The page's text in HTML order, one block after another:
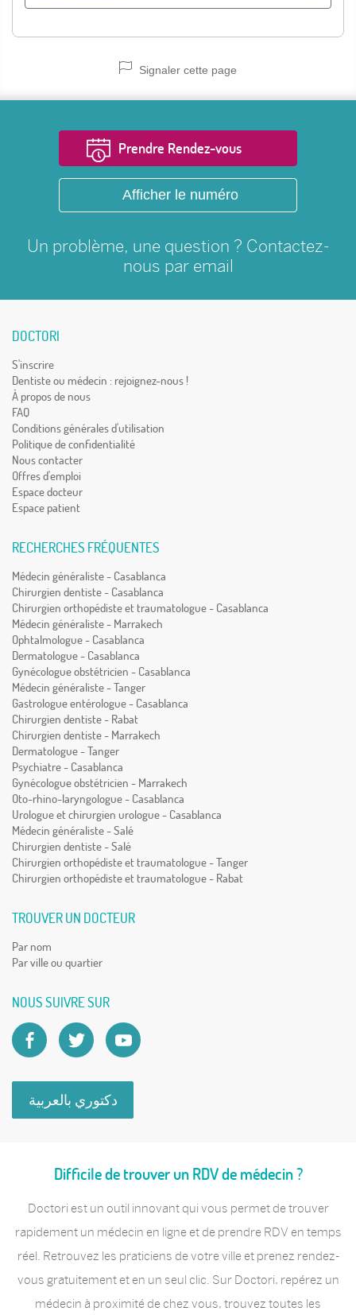
Signaler cette page
Prendre Rendez-vous
Afficher le numéro
Un problème, une question ? Contactez-
nous par email
DOCTORI
S'inscrire
Dentiste ou médecin : rejoignez-nous !
À propos de nous
FAQ
Conditions générales d'utilisation
Politique de confidentialité
Nous contacter
Offres d'emploi
Espace docteur
Espace patient
RECHERCHES FRÉQUENTES
Médecin généraliste - Casablanca
Chirurgien dentiste - Casablanca
Chirurgien orthopédiste et traumatologue - Casablanca
Médecin généraliste - Marrakech
Ophtalmologue - Casablanca
Dermatologue - Casablanca
Gynécologue obstétricien - Casablanca
Médecin généraliste - Tanger
Gastrologue entérologue - Casablanca
Chirurgien dentiste - Rabat
Chirurgien dentiste - Marrakech
Dermatologue - Tanger
Psychiatre - Casablanca
Gynécologue obstétricien - Marrakech
Oto-rhino-laryngologue - Casablanca
Urologue et chirurgien urologue - Casablanca
Médecin généraliste - Salé
Chirurgien dentiste - Salé
Chirurgien orthopédiste et traumatologue - Tanger
Chirurgien orthopédiste et traumatologue - Rabat
TROUVER UN DOCTEUR
Par nom
Par ville ou quartier
NOUS SUIVRE SUR
دكتوري بالعربية
Difficile de trouver un RDV de médecin ?
Doctori est un outil innovant qui vous permet de trouver
rapidement un médecin en ligne et de prendre RDV en temps
réel. Retrouvez les praticiens de votre ville et prenez rendez-
vous gratuitement et en un seul clic. Sur Doctori, repérez un
médecin à proximité de chez vous, trouvez toutes les